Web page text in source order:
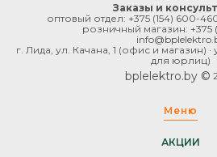
Заказы и
оптовый отдел: +375 (154) 600-
розничный магазин: +375
г. Лида, ул. Качана, 1 (офис и магазин) ·
для юрлиц)
bplelektro.by ©
Меню
АКЦИИ